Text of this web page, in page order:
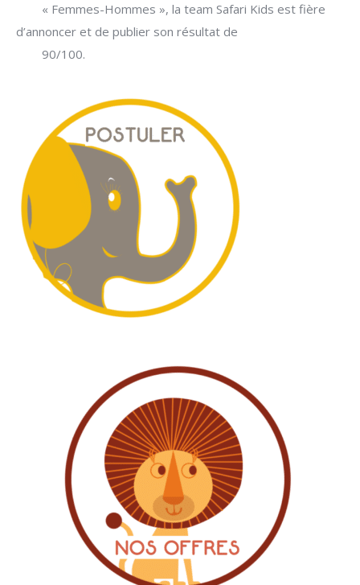
« Femmes-Hommes », la team Safari Kids est fière
d’annoncer et de publier son résultat de
90/100.